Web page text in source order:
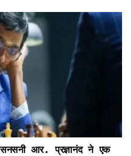
आर. प्रज्ञानंद ने एक